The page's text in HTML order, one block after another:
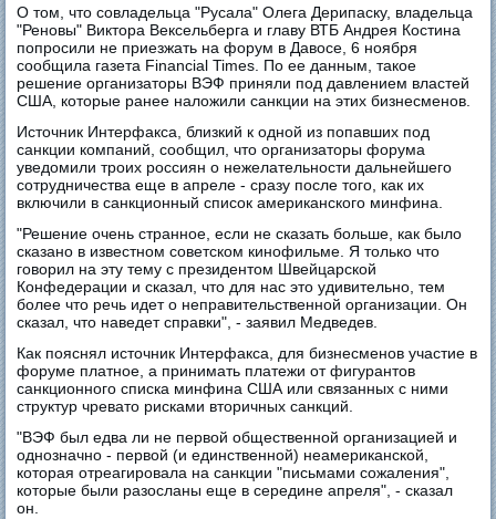
О том, что совладельца "Русала" Олега Дерипаску, владельца
"Реновы" Виктора Вексельберга и главу ВТБ Андрея Костина
попросили не приезжать на форум в Давосе, 6 ноября
сообщила газета Financial Times. По ее данным, такое
решение организаторы ВЭФ приняли под давлением властей
США, которые ранее наложили санкции на этих бизнесменов.
Источник Интерфакса, близкий к одной из попавших под
санкции компаний, сообщил, что организаторы форума
уведомили троих россиян о нежелательности дальнейшего
сотрудничества еще в апреле - сразу после того, как их
включили в санкционный список американского минфина.
"Решение очень странное, если не сказать больше, как было
сказано в известном советском кинофильме. Я только что
говорил на эту тему с президентом Швейцарской
Конфедерации и сказал, что для нас это удивительно, тем
более что речь идет о неправительственной организации. Он
сказал, что наведет справки", - заявил Медведев.
Как пояснял источник Интерфакса, для бизнесменов участие в
форуме платное, а принимать платежи от фигурантов
санкционного списка минфина США или связанных с ними
структур чревато рисками вторичных санкций.
"ВЭФ был едва ли не первой общественной организацией и
однозначно - первой (и единственной) неамериканской,
которая отреагировала на санкции "письмами сожаления",
которые были разосланы еще в середине апреля", - сказал
он.